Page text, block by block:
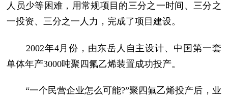
人员少等困难，用常规项目的三分之一时间、三分之
一投资、三分之一人力，完成了项目建设。
2002年4月份，由东岳人自主设计、中国第一套
单体年产3000吨聚四氟乙烯装置成功投产。
“一个民营企业怎么可能?”聚四氟乙烯投产后，业